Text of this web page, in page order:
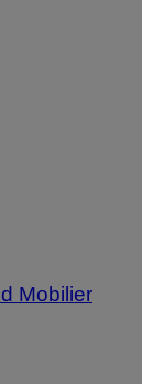
Mobilier